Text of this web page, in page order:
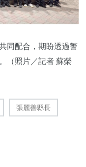
同配合，期盼透過警
（照片／記者 蘇榮
張麗善縣長